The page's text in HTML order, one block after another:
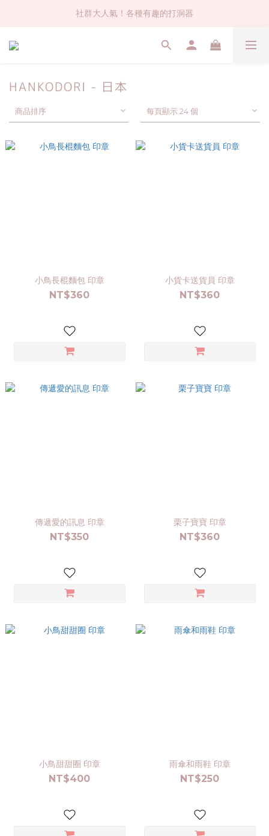
社群大人氣！各種有趣的打洞器
社群大人氣！各種有趣的打洞器
超值$59人氣日本製貼紙！還不買爆
社群大人氣！各種有趣的打洞器
HANKODORI - 日本
商品排序 每頁顯示 24 個
小鳥長棍麵包 印章
NT$360
小貨卡送貨員 印章
NT$360
傳遞愛的訊息 印章
NT$350
栗子寶寶 印章
NT$360
小鳥甜甜圈 印章
NT$400
雨傘和雨鞋 印章
NT$250